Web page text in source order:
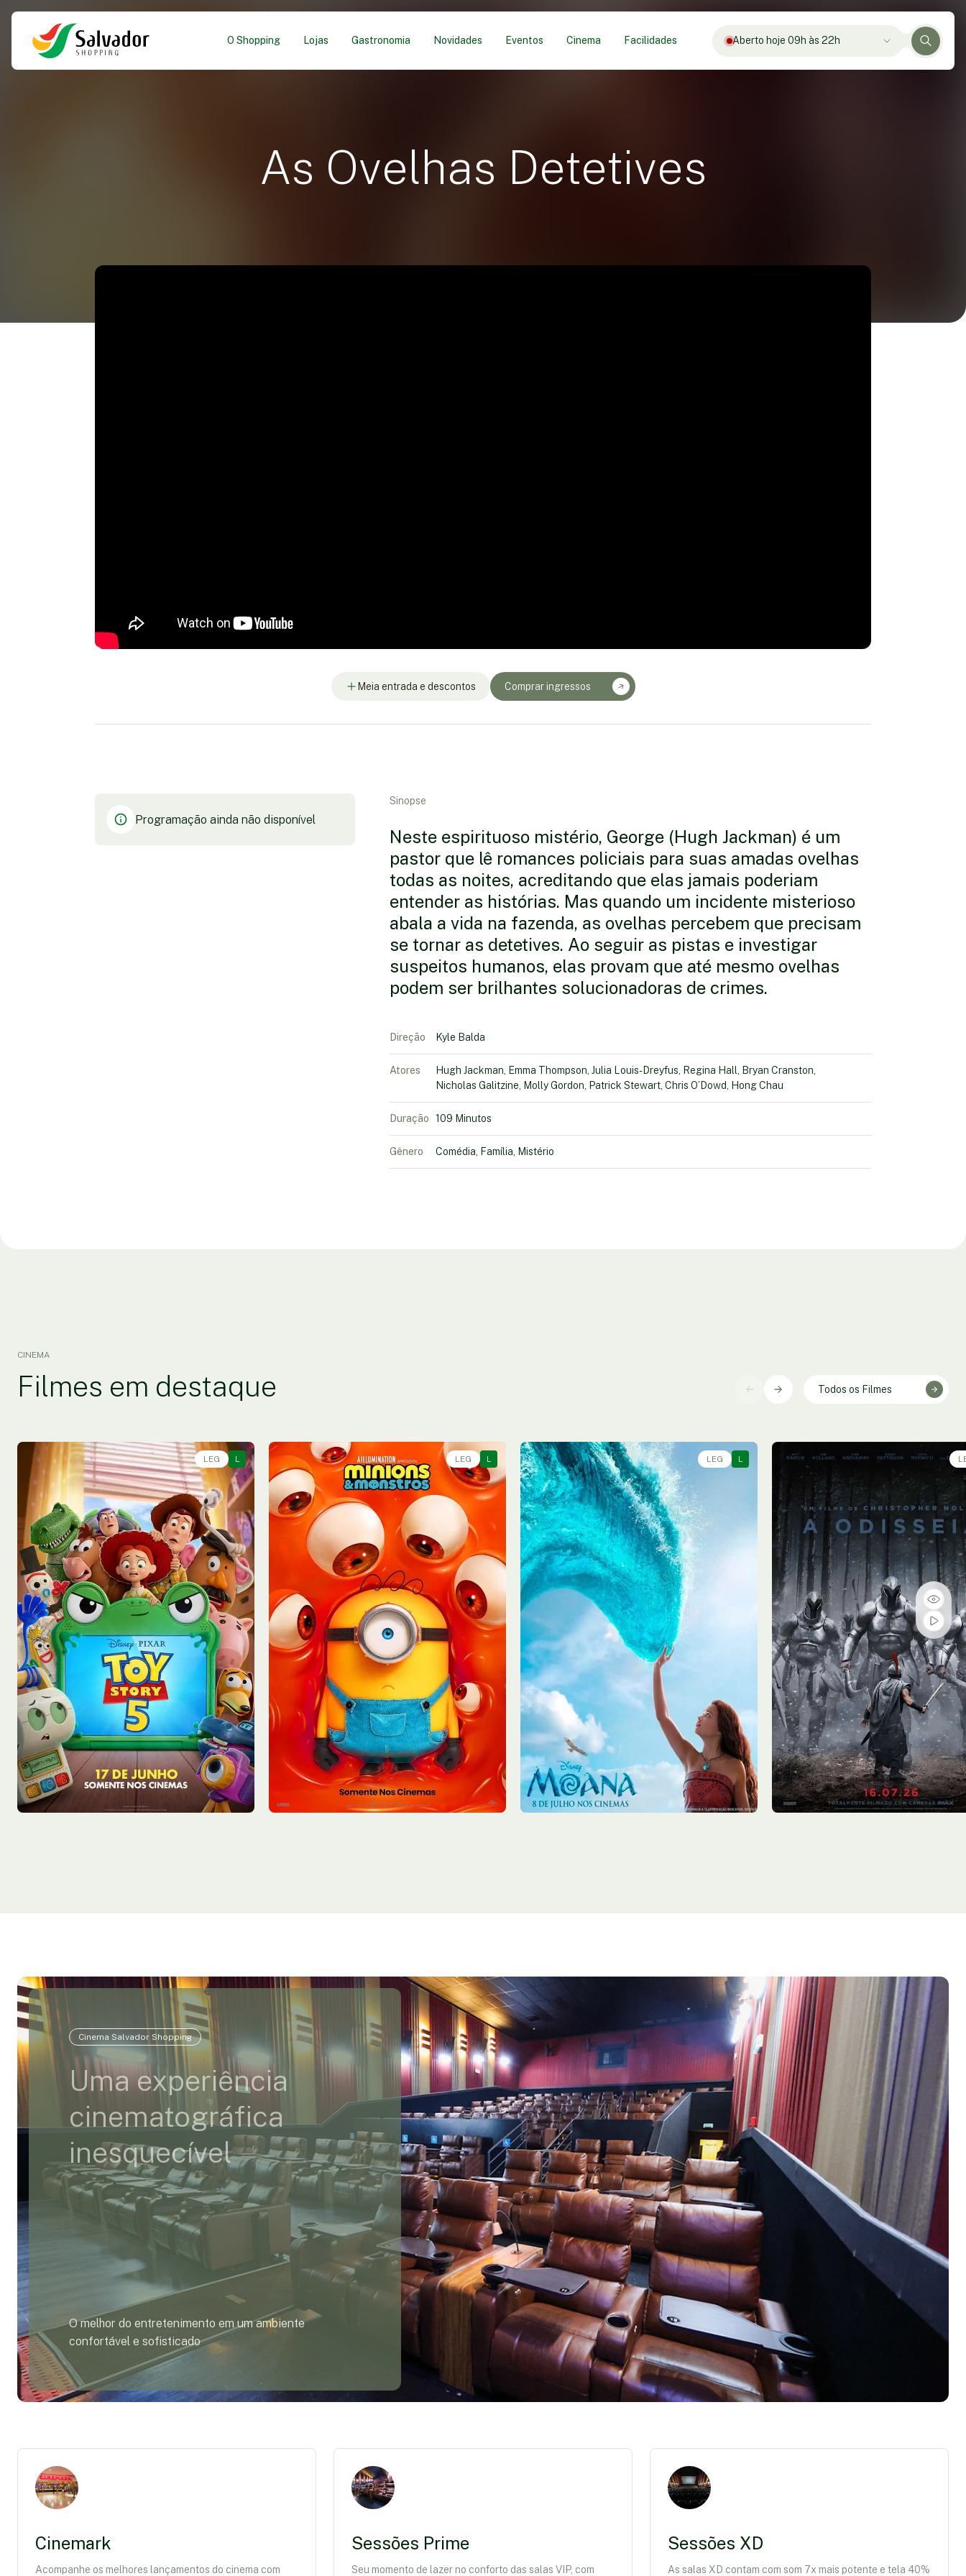
O Shopping Lojas Gastronomia Novidades Eventos Cinema Facilidades Aberto hoje 09h às 22h
As Ovelhas Detetives
Meia entrada e descontos Comprar ingressos
Programação ainda não disponível
Sinopse
Neste espirituoso mistério, George (Hugh Jackman) é um
pastor que lê romances policiais para suas amadas ovelhas
todas as noites, acreditando que elas jamais poderiam
entender as histórias. Mas quando um incidente misterioso
abala a vida na fazenda, as ovelhas percebem que precisam
se tornar as detetives. Ao seguir as pistas e investigar
suspeitos humanos, elas provam que até mesmo ovelhas
podem ser brilhantes solucionadoras de crimes.
Direção Kyle Balda
Atores
Hugh Jackman, Emma Thompson, Julia Louis-Dreyfus, Regina Hall, Bryan Cranston,
Nicholas Galitzine, Molly Gordon, Patrick Stewart, Chris O’Dowd, Hong Chau
Duração 109 Minutos
Gênero Comédia, Família, Mistério
CINEMA
Filmes em destaque Todos os Filmes
LEG L
Sex - 07/08
Sala 2 12:55
LEG L
Sex - 07/08
Sala 1 13:10
LEG L
Sex - 07/08
Sala 2 15:15
Sex - 07/08
Sala 3 17:20
Cinema Salvador Shopping
Uma experiência
cinematográfica
inesquecível
O melhor do entretenimento em um ambiente
confortável e sofisticado
Cinemark
Acompanhe os melhores lançamentos do cinema com
Sessões Prime
Seu momento de lazer no conforto das salas VIP, com
Sessões XD
As salas XD contam com som 7x mais potente e tela 40%